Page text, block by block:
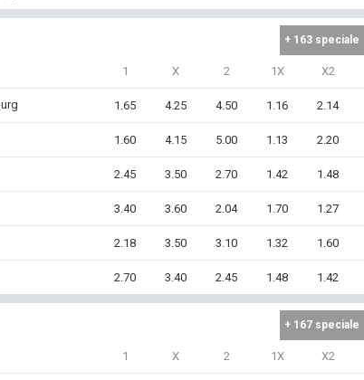
+ 163 speciale
1 X 2 1X X2
1.65 4.25 4.50 1.16 2.14
1.60 4.15 5.00 1.13 2.20
2.45 3.50 2.70 1.42 1.48
3.40 3.60 2.04 1.70 1.27
2.18 3.50 3.10 1.32 1.60
2.70 3.40 2.45 1.48 1.42
+ 167 speciale
1 X 2 1X X2